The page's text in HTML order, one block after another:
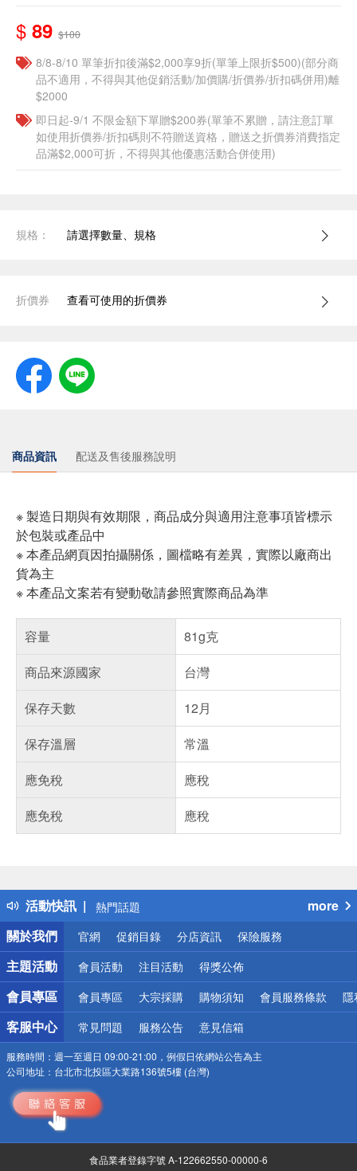
$ 89 $100
8/8-8/10 單筆折扣後滿$2,000享9折(單筆上限折$500)(部分商
品不適用，不得與其他促銷活動/加價購/折價券/折扣碼併用)離
$2000
即日起-9/1 不限金額下單贈$200券(單筆不累贈，請注意訂單
如使用折價券/折扣碼則不符贈送資格，贈送之折價券消費指定
品滿$2,000可折，不得與其他優惠活動合併使用)
規格： 請選擇數量、規格
折價券 查看可使用的折價券
商品資訊 配送及售後服務說明
※ 製造日期與有效期限，商品成分與適用注意事項皆標示
於包裝或產品中
※ 本產品網頁因拍攝關係，圖檔略有差異，實際以廠商出
貨為主
※ 本產品文案若有變動敬請參照實際商品為準
容量
81g克
商品來源國家
台灣
保存天數
12月
保存溫層
常溫
應免稅
應稅
應免稅
應稅
活動快訊
得獎公告
熱門話題
銀行優惠
偏遠地區配送
詐騙網頁！請小心！
more
關於我們
官網 促銷目錄 分店資訊 保險服務
主題活動 會員活動 注目活動 得獎公佈
會員專區 會員專區 大宗採購 購物須知 會員服務條款 隱
客服中心 常見問題 服務公告 意見信箱
服務時間： 週一至週日 09:00-21:00，例假日依網站公告為主
公司地址： 台北市北投區大業路136號5樓 (台灣)
食品業者登錄字號 A-122662550-00000-6